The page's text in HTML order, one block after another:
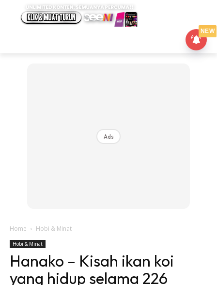
Ads
Home Hobi & Minat
Hobi & Minat
Hanako – Kisah ikan koi
yang hidup selama 226
NEW